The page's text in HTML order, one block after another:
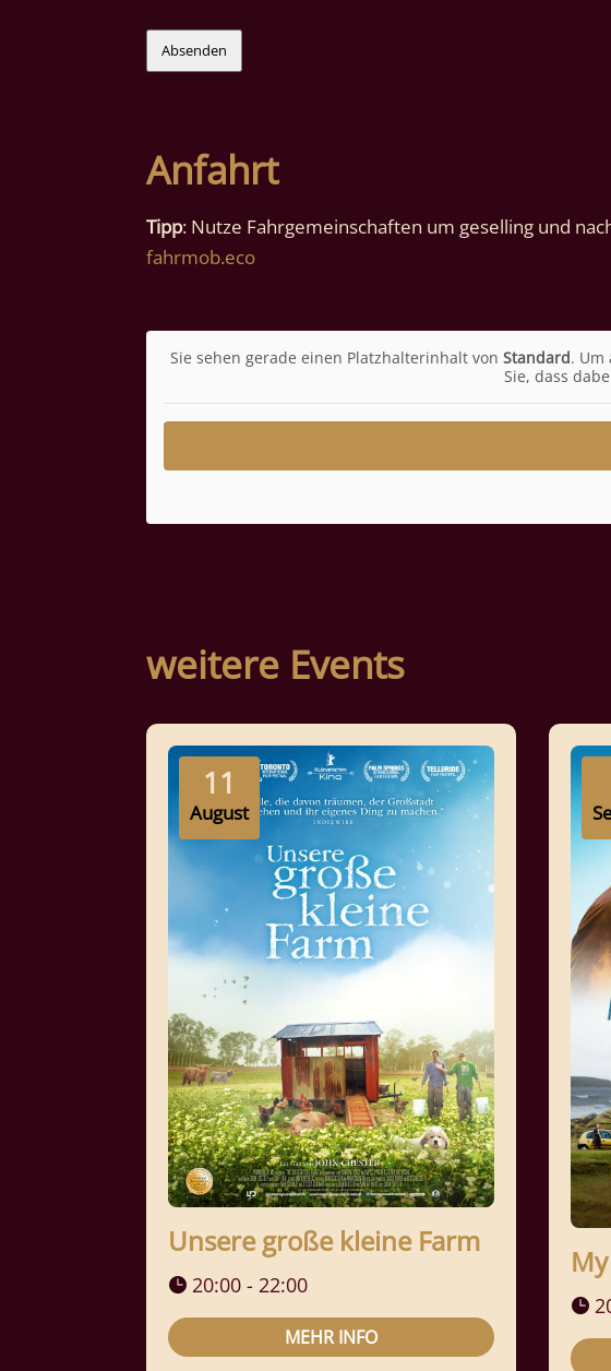
Email *
Absenden
Anfahrt
Tipp: Nutze Fahrgemeinschaften um geselling und
fahrmob.eco
Sie sehen gerade einen Platzhalterinhalt von Standard. Um
Sie, dass
weitere Events
11
August
Unsere große kleine Farm
20:00 - 22:00
MEHR INFO